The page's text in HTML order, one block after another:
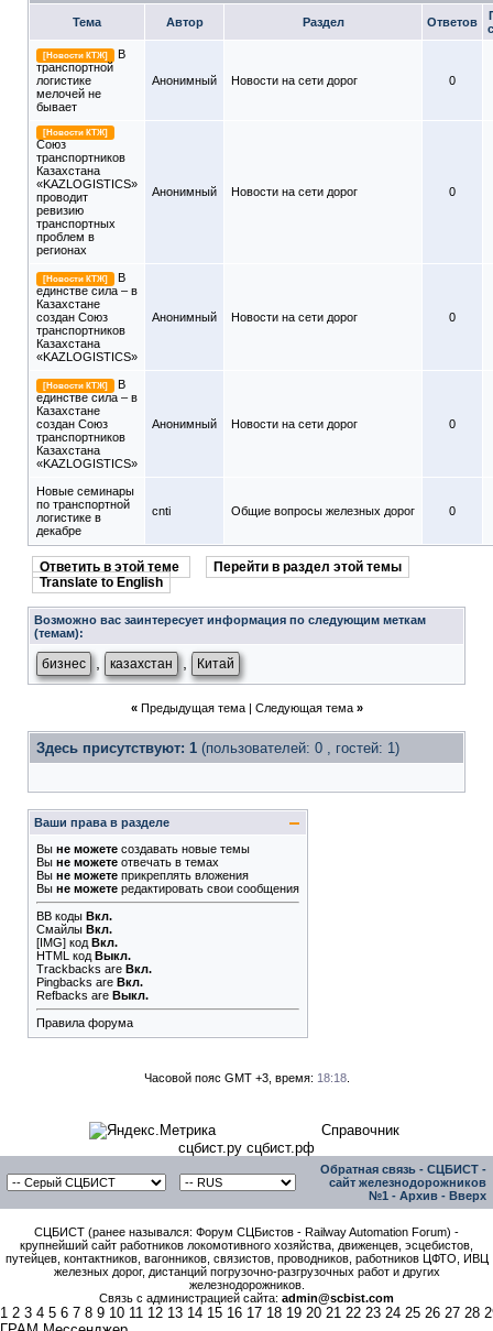
Тема Автор Раздел Ответов
[Новости КТЖ]
В
транспортной
логистике
мелочей не
бывает
Анонимный Новости на сети дорог 0
[Новости КТЖ]
Союз
транспортников
Казахстана
«KAZLOGISTICS»
проводит
ревизию
транспортных
проблем в
регионах
Анонимный Новости на сети дорог 0
[Новости КТЖ]
В
единстве сила – в
Казахстане
создан Союз
транспортников
Казахстана
«KAZLOGISTICS»
Анонимный Новости на сети дорог 0
[Новости КТЖ]
В
единстве сила – в
Казахстане
создан Союз
транспортников
Казахстана
«KAZLOGISTICS»
Анонимный Новости на сети дорог 0
Новые семинары
по транспортной
логистике в
декабре
cnti Общие вопросы железных дорог 0
Ответить в этой теме
Перейти в раздел этой темы
Translate to English
Возможно вас заинтересует информация по следующим меткам
(темам):
бизнес казахстан Китай
« Предыдущая тема| Следующая тема »
Здесь присутствуют: 1 (пользователей: 0 , гостей: 1)
Ваши права в разделе
Вы не можете создавать новые темы
Вы не можете отвечать в темах
Вы не можете прикреплять вложения
Вы не можете редактировать свои сообщения
BB коды Вкл.
Смайлы Вкл.
[IMG] код Вкл.
HTML код Выкл.
Trackbacks are Вкл.
Pingbacks are Вкл.
Refbacks are Выкл.
Правила форума
Часовой пояс GMT +3, время: 18:18.
Справочник
сцбист.ру сцбист.рф
Обратная связь - СЦБИСТ -
сайт железнодорожников
№1 - Архив - Вверх
СЦБИСТ (ранее назывался: Форум СЦБистов - Railway Automation Forum) -
крупнейший сайт работников локомотивного хозяйства, движенцев, эсцебистов,
путейцев, контактников, вагонников, связистов, проводников, работников ЦФТО, ИВЦ
железных дорог, дистанций погрузочно-разгрузочных работ и других
железнодорожников.
Связь с администрацией сайта: admin@scbist.com
1 2 3 4 5 6 7 8 9 10 11 12 13 14 15 16 17 18 19 20 21 22 23 24 25 26 27 28